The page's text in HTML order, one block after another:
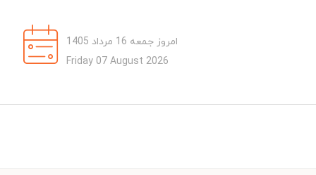
امروز جمعه 16 مرداد 1405
Friday 07 August 2026